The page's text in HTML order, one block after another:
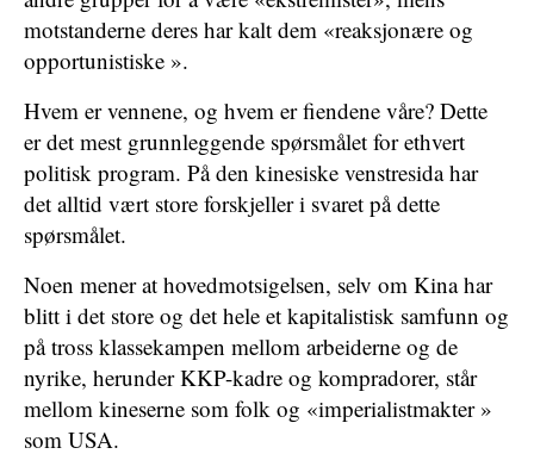
motstanderne deres har kalt dem «reaksjonære og
opportunistiske ».
Hvem er vennene, og hvem er fiendene våre? Dette
er det mest grunnleggende spørsmålet for ethvert
politisk program. På den kinesiske venstresida har
det alltid vært store forskjeller i svaret på dette
spørsmålet.
Noen mener at hovedmotsigelsen, selv om Kina har
blitt i det store og det hele et kapitalistisk samfunn og
på tross klassekampen mellom arbeiderne og de
nyrike, herunder KKP-kadre og kompradorer, står
mellom kineserne som folk og «imperialistmakter »
som USA.